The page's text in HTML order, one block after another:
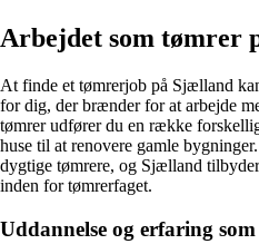
Arbejdet som tømrer
At finde et tømrerjob på Sjælland
for dig, der brænder for at arbejde
tømrer udfører du en række
huse til at renovere gamle
dygtige tømrere, og Sjælland
inden for tømrerfaget.
Uddannelse og erfaring